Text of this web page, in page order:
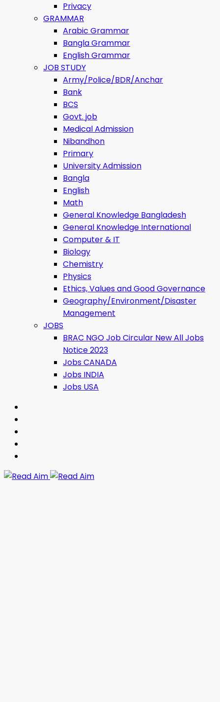
Privacy
GRAMMAR
Arabic Grammar
Bangla Grammar
English Grammar
JOB STUDY
Army/Police/BDR/Anchar
Bank
BCS
Govt. job
Medical Admission
Nibandhon
Primary
University Admission
Bangla
English
Math
General Knowledge Bangladesh
General Knowledge International
Computer & IT
Biology
Chemistry
Physics
Ethics, Values ​​and Good Governance
Geography/Environment/Disaster
Management
JOBS
BRAC NGO Job Circular New All Jobs
Notice 2023
Jobs CANADA
Jobs INDIA
Jobs USA
Read Aim